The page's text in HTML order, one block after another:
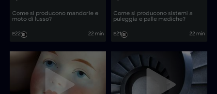
Come si producono mandorle e
moto di lusso?
E22 22 min
Come si producono sistemi a
puleggia e palle mediche?
E21 22 min